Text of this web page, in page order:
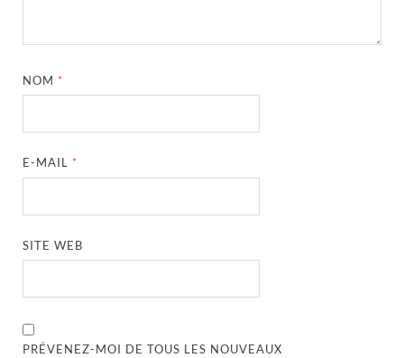
NOM *
E-MAIL *
SITE WEB
PRÉVENEZ-MOI DE TOUS LES NOUVEAUX